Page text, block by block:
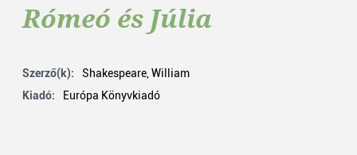
Rómeó és Júlia
Szerző(k):
Shakespeare, William
Kiadó:
Európa Könyvkiadó